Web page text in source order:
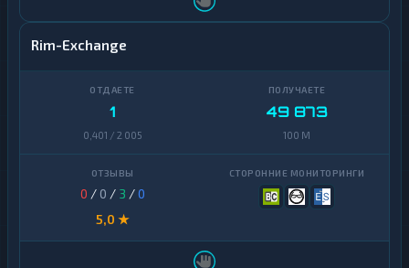
Rim-Exchange
1
0,401 / 2 005
49 873
100 M
0 / 0 / 3 /0
5,0 ★